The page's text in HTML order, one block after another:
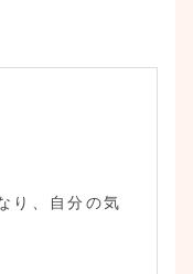
り、自分の気